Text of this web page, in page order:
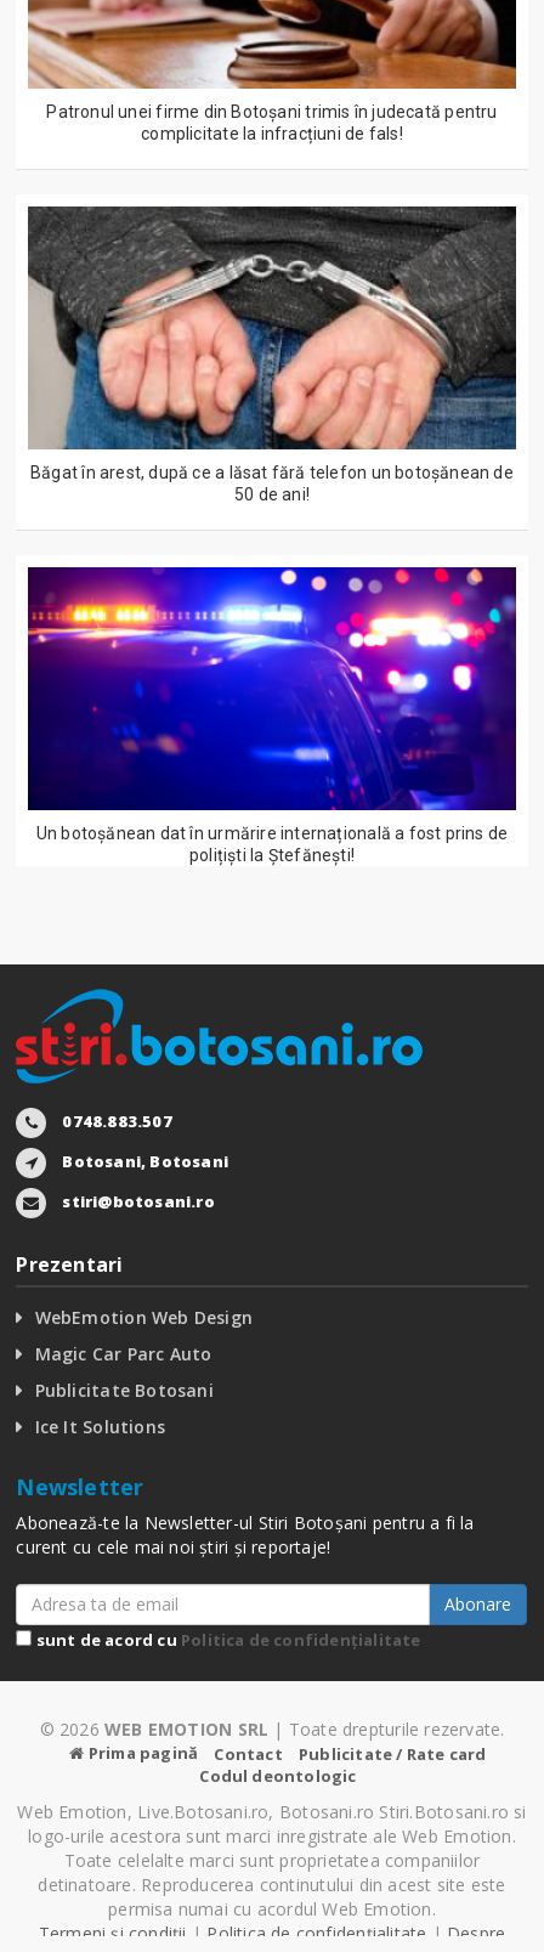
Patronul unei firme din Botoșani trimis în judecată pentru
complicitate la infracțiuni de fals!
Băgat în arest, după ce a lăsat fără telefon un botoșănean de
50 de ani!
Un botoșănean dat în urmărire internațională a fost prins de
polițiști la Ștefănești!
0748.883.507
Botosani, Botosani
stiri@botosani.ro
Prezentari
WebEmotion Web Design
Magic Car Parc Auto
Publicitate Botosani
Ice It Solutions
Newsletter
Abonează-te la Newsletter-ul Stiri Botoșani pentru a fi la
curent cu cele mai noi știri și reportaje!
Abonare
sunt de acord cu Politica de confidențialitate
© 2026 WEB EMOTION SRL | Toate drepturile rezervate.
Prima pagină Contact
Publicitate / Rate card
Codul deontologic
Web Emotion, Live.Botosani.ro, Botosani.ro Stiri.Botosani.ro si
logo-urile acestora sunt marci inregistrate ale Web Emotion.
Toate celelalte marci sunt proprietatea companiilor
detinatoare. Reproducerea continutului din acest site este
permisa numai cu acordul Web Emotion.
Termeni și condiții | Politica de confidențialitate | Despre